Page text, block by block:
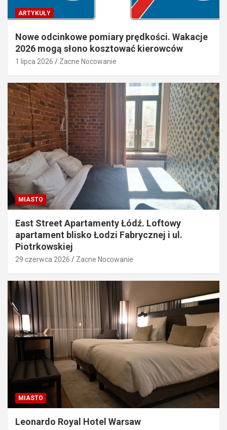
ARTYKUŁY
Nowe odcinkowe pomiary prędkości. Wakacje
2026 mogą słono kosztować kierowców
1 lipca 2026 Zacne Nocowanie
MIASTO
East Street Apartamenty Łódź. Loftowy
apartament blisko Łodzi Fabrycznej i ul.
Piotrkowskiej
29 czerwca 2026 Zacne Nocowanie
MIASTO
Leonardo Royal Hotel Warsaw